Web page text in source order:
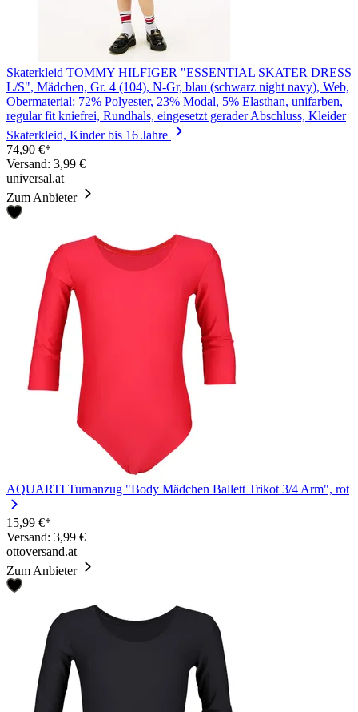
Skaterkleid TOMMY HILFIGER "ESSENTIAL SKATER DRESS
L/S", Mädchen, Gr. 4 (104), N-Gr, blau (schwarz night navy), Web,
Obermaterial: 72% Polyester, 23% Modal, 5% Elasthan, unifarben,
regular fit kniefrei, Rundhals, eingesetzt gerader Abschluss, Kleider
Skaterkleid, Kinder bis 16 Jahre
74,90 €*
Versand: 3,99 €
universal.at
Zum Anbieter
AQUARTI Turnanzug "Body Mädchen Ballett Trikot 3/4 Arm", rot
15,99 €*
Versand: 3,99 €
ottoversand.at
Zum Anbieter